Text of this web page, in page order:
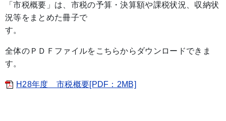
「市税概要」は、市税の予算・決算額や課税状況、収納状
況等をまとめた冊子で
す
全体のＰＤＦファイルをこちらからダウンロードできま
す。
H28年度 市税概要[PDF：2MB]